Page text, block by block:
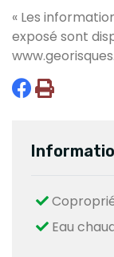
« Les
exposé sont
Eau